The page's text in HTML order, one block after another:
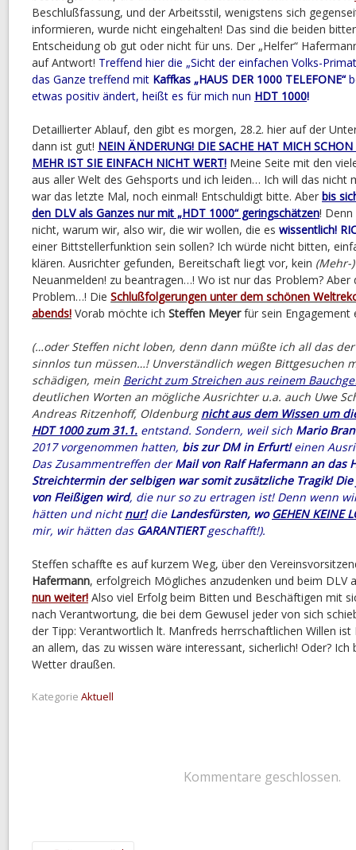
Beschlußfassung, und der Arbeitsstil, wenigstens sich
informieren, wurde nicht eingehalten! Das sind die beiden
Entscheidung ob gut oder nicht für uns. Der „Helfer“
auf Antwort! Treffend hier die „Sicht der einfachen Volks-
das Ganze treffend mit Kaffkas „HAUS DER 1000 TELEFONE“
etwas positiv ändert, heißt es für mich nun HDT 1000!
Detaillierter Ablauf, den gibt es morgen, 28.2. hier auf der
dann ist gut! NEIN ÄNDERUNG! DIE SACHE HAT MICH
MEHR IST SIE EINFACH NICHT WERT! Meine Seite mit den
aus aller Welt des Gehsports und ich leiden… Ich will das nicht
war das letzte Mal, noch einmal! Entschuldigt bitte. Aber bis
den DLV als Ganzes nur mit „HDT 1000“ geringschätzen!
nicht, warum wir, also wir, die wir wollen, die es wissentlich!
einer Bittstellerfunktion sein sollen? Ich würde nicht bitten,
klären. Ausrichter gefunden, Bereitschaft liegt vor, kein (Mehr-)
Neuanmelden! zu beantragen…! Wo ist nur das Problem? Aber
Problem…! Die Schlußfolgerungen unter dem schönen
abends! Vorab möchte ich Steffen Meyerfür sein Engagement
(…oder Steffen nicht loben, denn dann müßte ich all das
sinnlos tun müssen…! Unverständlich wegen Bittgesuchen
schädigen, mein Bericht zum Streichen aus reinem
deutlichen Worten an mögliche Ausrichter u.a. auch Uwe
Andreas Ritzenhoff, Oldenburg nicht aus dem Wissen um die
HDT 1000 zum 31.1. entstand. Sondern, weil sich Mario
2017 vorgenommen hatten, bis zur DM in Erfurt!einen
Das Zusammentreffen derMail von Ralf Hafermann an das
Streichtermin der selbigen war somit zusätzliche Tragik!
von Fleißigen wird, die nur so zu ertragen ist! Denn wenn
hätten und nichtnur! dieLandesfürsten, woGEHEN KEINE
mir, wir hätten das GARANTIERTgeschafft!).
Steffen schaffte es auf kurzem Weg, über den
Hafermann, erfolgreich Mögliches anzudenken und beim DLV
nun weiter! Also viel Erfolg beim Bitten und Beschäftigen mit
nach Verantwortung, die bei dem Gewusel jeder von sich
der Tipp: Verantwortlich lt. Manfreds herrschaftlichen Willen ist
an allem, das zu wissen wäre interessant, sicherlich! Oder?
Wetter draußen.
Kategorie Aktuell
Kommentare geschlossen.